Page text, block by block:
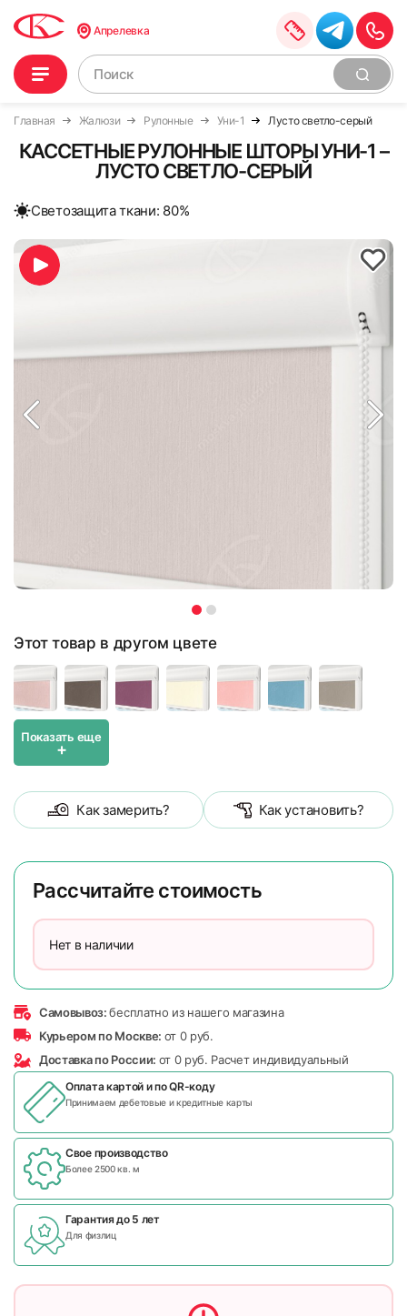
Апрелевка
Главная Жалюзи Рулонные Уни-1 Лусто светло-серый
КАССЕТНЫЕ РУЛОННЫЕ ШТОРЫ УНИ-1 –
ЛУСТО СВЕТЛО-СЕРЫЙ
Cветозащита ткани: 80%
Этот товар в другом цвете
Показать еще
+
Как замерить? Как установить?
Рассчитайте стоимость
Нет в наличии
Самовывоз:бесплатно из нашего магазина
Курьером по Москве: от 0 руб.
Доставка по России: от 0 руб. Расчет индивидуальный
Оплата картой и поQR-коду
Принимаем дебетовые и кредитные карты
Свое производство
Более 2500 кв. м
Гарантия до 5 лет
Для физлиц